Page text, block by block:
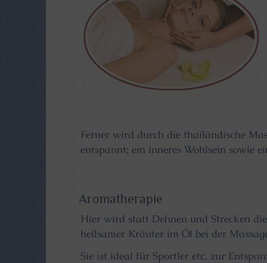
Ferner wird durch die thailändische
entspannt; ein inneres Wohlsein sowie
Aromatherapie
Hier wird statt Dehnen und Strecken
heilsamer Kräuter im Öl bei der
Sie ist ideal für Sportler etc. zur